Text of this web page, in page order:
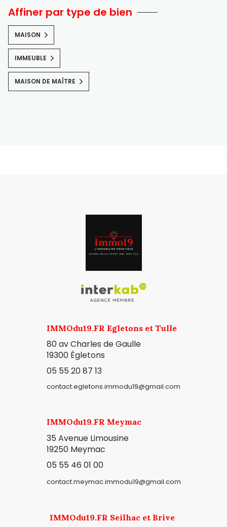
Affiner par type de bien
MAISON
IMMEUBLE
MAISON DE MAÎTRE
IMMOdu19.FR Egletons et Tulle
80 av Charles de Gaulle
19300 Égletons
05 55 20 87 13
contact.egletons.immodu19@gmail.com
IMMOdu19.FR Meymac
35 Avenue Limousine
19250 Meymac
05 55 46 01 00
contact.meymac.immodu19@gmail.com
IMMOdu19.FR Seilhac et Brive